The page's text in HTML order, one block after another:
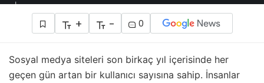
+ - 0
Sosyal medya siteleri son birkaç yıl içerisinde her
geçen gün artan bir kullanıcı sayısına sahip. İnsanlar